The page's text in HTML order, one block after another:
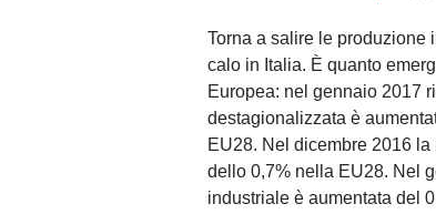
Torna a salire le produzione
calo in Italia. È quanto
Europea: nel gennaio 2017
destagionalizzata è
EU28. Nel dicembre 2016
dello 0,7% nella EU28. Nel
industriale è aumentata del